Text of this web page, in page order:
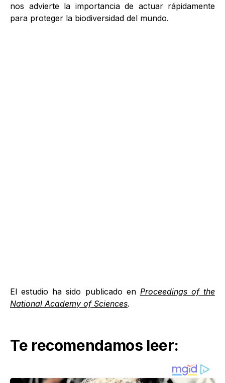
nos advierte la importancia de actuar rápidamente
para proteger la biodiversidad del mundo.
El estudio ha sido publicado en Proceedings of the
National Academy of Sciences.
Te recomendamos leer: